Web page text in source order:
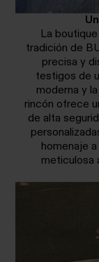
La
tradición de
precisa y
testigos de
moderna y
rincón ofrece
de alta
homenaje
meticulosa